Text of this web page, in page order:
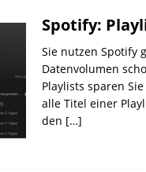
Spotify:
Sie nutzen Spotify
Datenvolumen
Playlists sparen
alle Titel einer
den […]